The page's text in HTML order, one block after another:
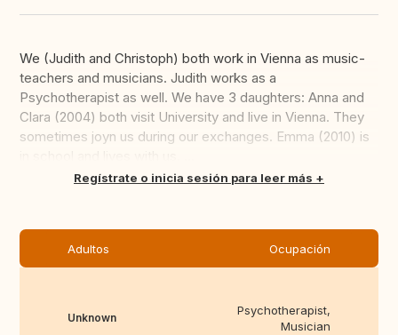
We (Judith and Christoph) both work in Vienna as music-
teachers and musicians. Judith works as a
Psychotherapist as well. We have 3 daughters: Anna and
Clara (2004) both visit University and live in Vienna. They
sometimes joyn us during our exchanges. Emma (2010) is
TraducirRegístrate o inicia sesión para leer más
Adultos Ocupación
Unknown
Psychotherapist,
Musician